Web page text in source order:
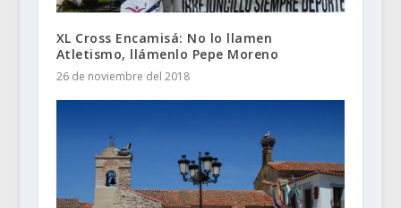
XL Cross Encamisá: No lo llamen
Atletismo, llámenlo Pepe Moreno
26 de noviembre del 2018